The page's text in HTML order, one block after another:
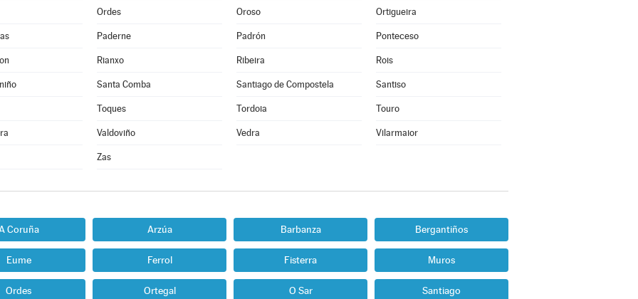
Ordes Oroso Ortigueira
Paderne Padrón Ponteceso
Rianxo Ribeira Rois
Santa Comba Santiago de Compostela Santiso
Toques Tordoia Touro
Valdoviño Vedra Vilarmaior
Zas
Coruña Arzúa Barbanza Bergantiños
Eume Ferrol Fisterra Muros
Ordes Ortegal O Sar Santiago